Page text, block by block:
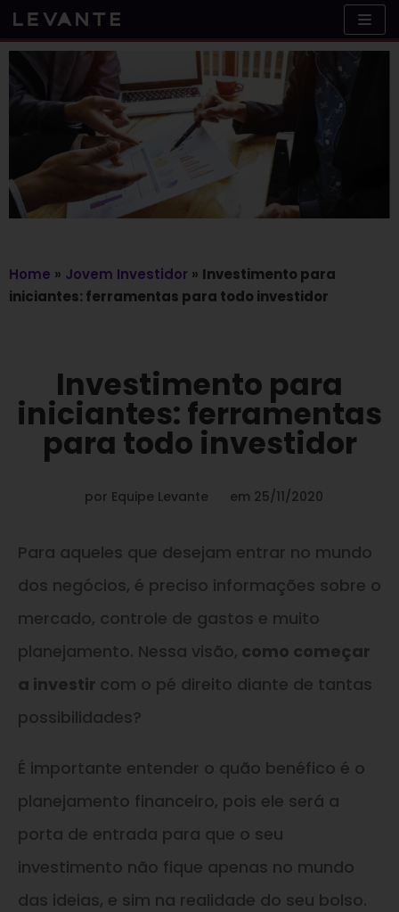
Skip
to
Home » Jovem Investidor » Investimento para
iniciantes: ferramentas para todo investidor
Investimento para
iniciantes: ferramentas
para todo investidor
por Equipe Levante em 25/11/2020
Para aqueles que desejam entrar no mundo
dos negócios, é preciso informações sobre o
mercado, controle de gastos e muito
planejamento. Nessa visão, como começar
a investir com o pé direito diante de tantas
possibilidades?
É importante entender o quão benéfico é o
planejamento financeiro, pois ele será a
porta de entrada para que o seu
investimento não fique apenas no mundo
das ideias, e sim na realidade do seu bolso.